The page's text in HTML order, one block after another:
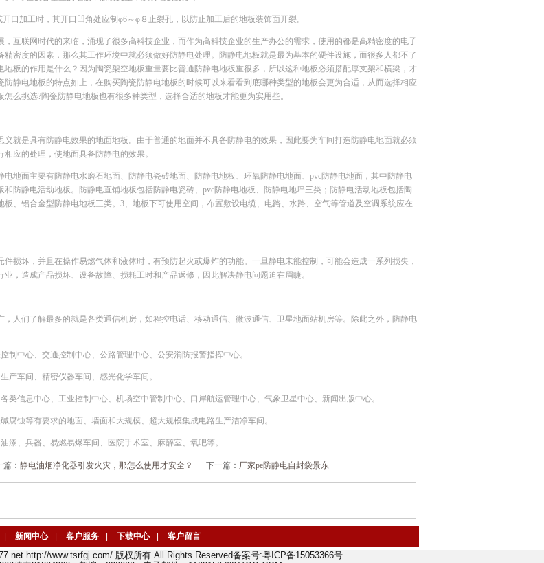
口加工时，其开口凹角处应制φ6～φ８止裂孔，以防止加工后的地板装饰面开裂。
，互联网时代的来临，涌现了很多高科技企业，而作为高科技企业的生产办公的需求，使用的都是高精密度的电子
精密度的因素，那么其工作环境中就必须做好防静电处理。防静电地板就是最为基本的硬件设施，而很多人都不了
地板的作用是什么？因为陶瓷架空地板重量要比普通防静电地板重很多，所以这种地板必须搭配厚支架和横梁，才
防静电地板的特点如上，在购买陶瓷防静电地板的时候可以来看看到底哪种类型的地板会更为合适，从而选择相应
么挑选?陶瓷防静电地板也有很多种类型，选择合适的地板才能更为实用些。
义就是具有防静电效果的地面地板。由于普通的地面并不具备防静电的效果，因此要为车间打造防静电地面就必须
应的处理，使地面具备防静电的效果。
电地面主要有防静电水磨石地面、防静电瓷砖地面、防静电地板、环氧防静电地面、pvc防静电地面，其中防静电
和防静电活动地板。防静电直铺地板包括防静电瓷砖、pvc防静电地板、防静电地坪三类；防静电活动地板包括陶
板、铝合金型防静电地板三类。3、地板下可使用空间，布置敷设电缆、电路、水路、空气等管道及空调系统应在
件损坏，并且在操作易燃气体和液体时，有预防起火或爆炸的功能。一旦静电未能控制，可能会造成一系列损失，
，造成产品损坏、设备故障、损耗工时和产品返修，因此解决静电问题迫在眉睫。
，人们了解最多的就是各类通信机房，如程控电话、移动通信、微波通信、卫星地面站机房等。除此之外，防静电
制中心、交通控制中心、公路管理中心、公安消防报警指挥中心。
产车间、精密仪器车间、感光化学车间。
类信息中心、工业控制中心、机场空中管制中心、口岸航运管理中心、气象卫星中心、新闻出版中心。
腐蚀等有要求的地面、墙面和大规模、超大规模集成电路生产洁净车间。
漆、兵器、易燃易爆车间、医院手术室、麻醉室、氧吧等。
篇： 静电油烟净化器引发火灾，那怎么使用才安全？ 下一篇： 厂家pe防静电自封袋景东
新闻中心 客户服务 下载中心 客户留言
http://www.tsrfgj.com/ 版权所有 All Rights Reserved备案号:粤ICP备15053366号